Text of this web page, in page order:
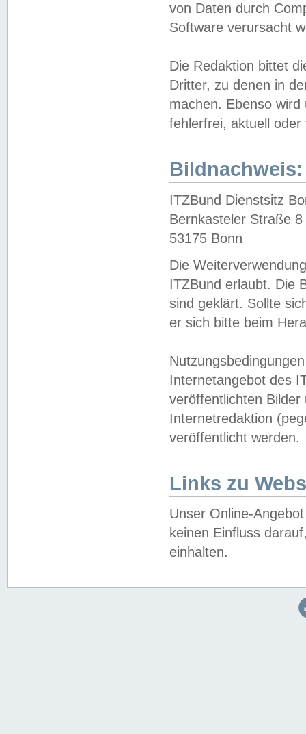
von Daten durch
Software verursacht
Die Redaktion bittet
Dritter, zu denen in
machen. Ebenso
fehlerfrei, aktuell oder
Bildnachweis:
ITZBund Dienstsitz
Bernkasteler Straße 8
53175 Bonn
Die
ITZBund erlaubt. Die
sind geklärt. Sollte
er sich bitte beim
Internetangebot des
veröffentlichten
Internetredaktion
veröffentlicht werden.
Links zu
Unser Online-
keinen Einfluss
einhalten.